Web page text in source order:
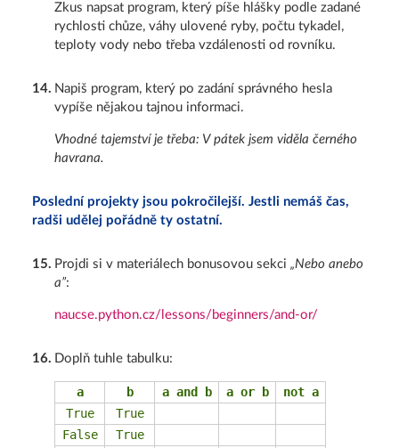
Zkus napsat program, který píše hlášky podle zadané
rychlosti chůze, váhy ulovené ryby, počtu tykadel,
teploty vody nebo třeba vzdálenosti od rovníku.
14. Napiš program, který po zadání správného hesla
vypíše nějakou tajnou informaci.
Vhodné tajemství je třeba: V pátek jsem viděla černého
havrana.
Poslední projekty jsou pokročilejší. Jestli nemáš čas,
radši udělej pořádně ty ostatní.
15. Projdi si v materiálech bonusovou sekci„Nebo anebo
a”:
naucse.python.cz/lessons/beginners/and-or/
16. Doplň tuhle tabulku:
a b a and b a or b
not a
True
True
False
True